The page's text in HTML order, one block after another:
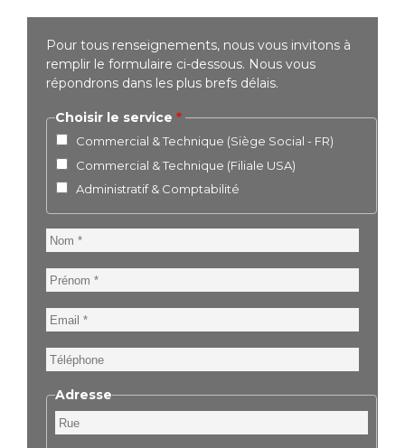
Pour tous renseignements, nous vous invitons à
remplir le formulaire ci-dessous. Nous vous
répondrons dans les plus brefs délais.
Choisir le service
Commercial & Technique (Siège Social - FR)
Commercial & Technique (Filiale USA)
Administratif & Comptabilité
Nom
Prénom
Email
Téléphone
Adresse
Rue